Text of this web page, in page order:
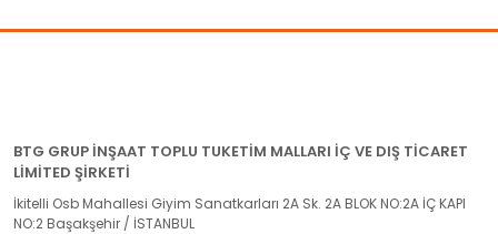
BTG GRUP İNŞAAT TOPLU TUKETİM MALLARI İÇ VE DIŞ TİCARET
LİMİTED ŞİRKETİ
İkitelli Osb Mahallesi Giyim Sanatkarları 2A Sk. 2A BLOK NO:2A İÇ KAPI
NO:2 Başakşehir / İSTANBUL